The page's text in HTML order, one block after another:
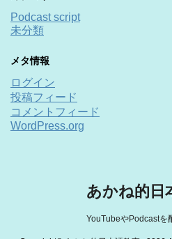
Podcast script
未分類
メタ情報
ログイン
投稿フィード
コメントフィード
WordPress.org
あかね的日
YouTubeやPodcastを